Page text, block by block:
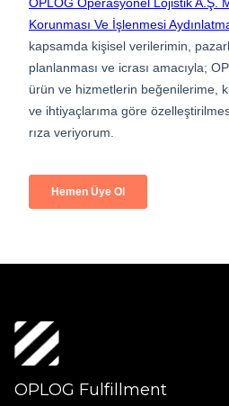
OPLOG Fulfillment